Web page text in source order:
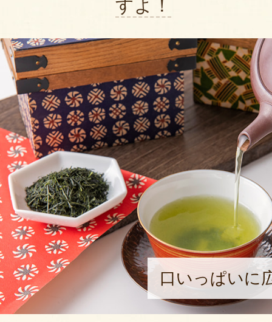
すよ！
口いっぱいに